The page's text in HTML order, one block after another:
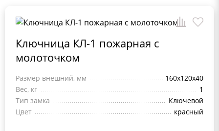
Ключница КЛ-1 пожарная с
молоточком
Размер внешний, мм
160x120x40
Вес, кг
1
Тип замка
Ключевой
Цвет
красный